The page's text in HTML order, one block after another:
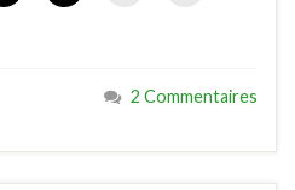
2 Commentaires